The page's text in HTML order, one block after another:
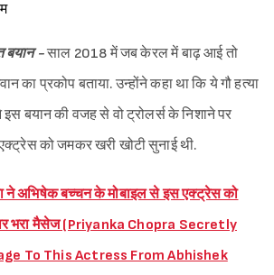
बयान -साल 2018 में जब केरल में बाढ़ आई तो
का प्रकोप बताया. उन्होंने कहा था कि ये गौ हत्या
बयान की वजह से वो ट्रोलर्स के निशाने पर
को जमकर खरी खोटी सुनाई थी.
ने अभिषेक बच्चन के मोबाइल से इस एक्ट्रेस को
भरा मैसेज (Priyanka Chopra Secretly
To This Actress From Abhishek